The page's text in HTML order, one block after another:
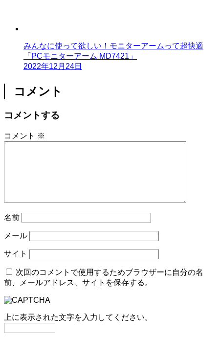
みんなに使って欲しい！モニターアームって超快適
「PCモニターアーム MD7421」
2022年12月24日
コメント
コメントする
コメント ※
名前
メール
サイト
次回のコメントで使用するためブラウザーに自分の名
前、メールアドレス、サイトを保存する。
上に表示された文字を入力してください。